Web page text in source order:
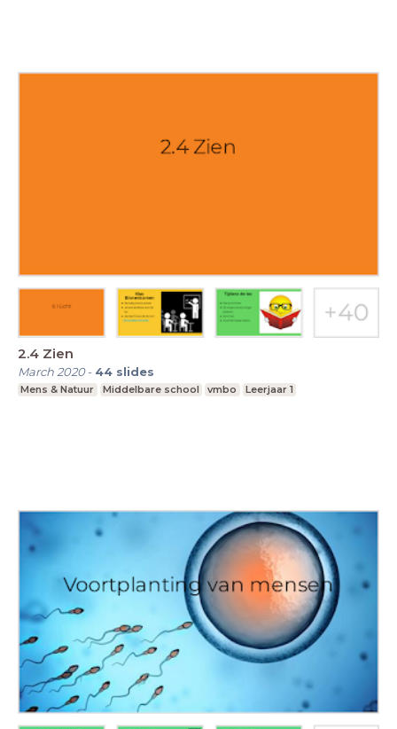
2.4 Zien
March 2020- 44 slides
Mens & Natuur Middelbare school vmbo Leerjaar 1